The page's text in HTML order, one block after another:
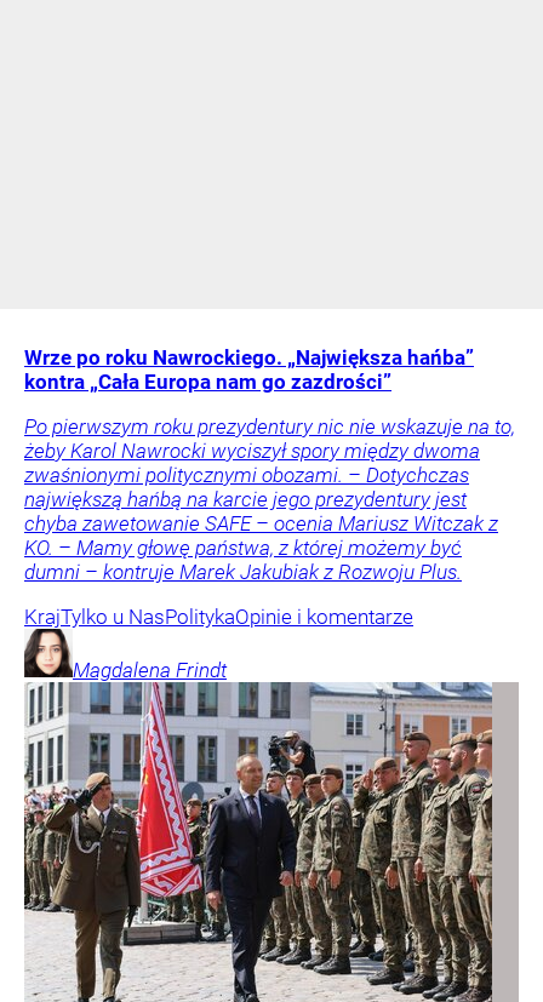
Wrze po roku Nawrockiego. „Największa hańba”
kontra „Cała Europa nam go zazdrości”
Po pierwszym roku prezydentury nic nie wskazuje na to,
żeby Karol Nawrocki wyciszył spory między dwoma
zwaśnionymi politycznymi obozami. – Dotychczas
największą hańbą na karcie jego prezydentury jest
chyba zawetowanie SAFE – ocenia Mariusz Witczak z
KO. – Mamy głowę państwa, z której możemy być
dumni – kontruje Marek Jakubiak z Rozwoju Plus.
KrajTylko u NasPolitykaOpinie i komentarze
Magdalena Frindt